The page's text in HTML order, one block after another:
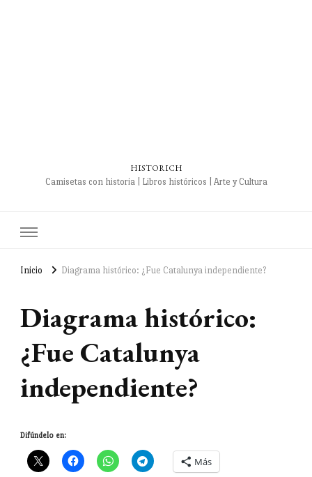
HISTORICH
Camisetas con historia | Libros históricos | Arte y Cultura
Inicio Diagrama histórico: ¿Fue Catalunya independiente?
Diagrama histórico:
¿Fue Catalunya
independiente?
Difúndelo en:
Más